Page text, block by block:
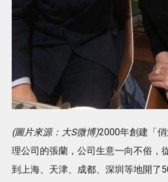
(圖片來源：大S微博)2000年創建「
理公司的張蘭，公司生意一向不俗，
到上海、天津、成都、深圳等地開了